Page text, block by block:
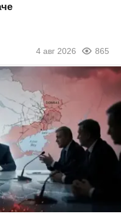
4 авг 2026 865